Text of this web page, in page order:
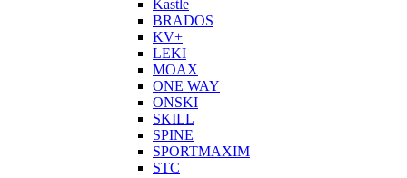
Kastle
BRADOS
KV+
LEKI
MOAX
ONE WAY
ONSKI
SKILL
SPINE
SPORTMAXIM
STC